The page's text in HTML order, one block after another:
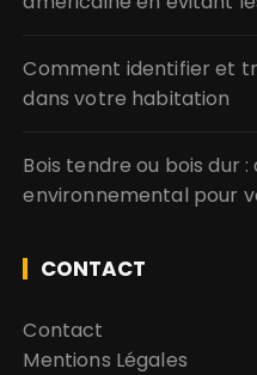
Comment identifier et
dans votre habitation
Bois tendre ou bois dur
environnemental pour
CONTACT
Contact
Mentions Légales